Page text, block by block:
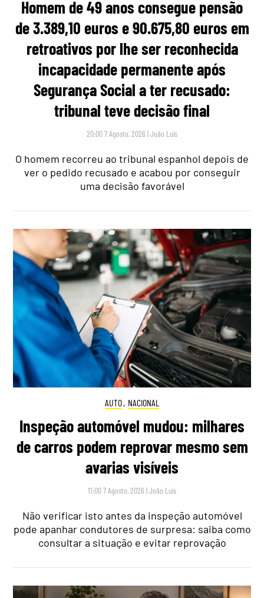
Homem de 49 anos consegue pensão
de 3.389,10 euros e 90.675,80 euros em
retroativos por lhe ser reconhecida
incapacidade permanente após
Segurança Social a ter recusado:
tribunal teve decisão final
20:00 7 Agosto, 2026 |João Luís
O homem recorreu ao tribunal espanhol depois de
ver o pedido recusado e acabou por conseguir
uma decisão favorável
AUTO, NACIONAL
Inspeção automóvel mudou: milhares
de carros podem reprovar mesmo sem
avarias visíveis
11:00 7 Agosto, 2026 |João Luís
Não verificar isto antes da inspeção automóvel
pode apanhar condutores de surpresa: saiba como
consultar a situação e evitar reprovação